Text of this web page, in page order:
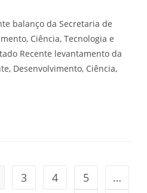
balanço da Secretaria de
Ciência, Tecnologia e
Recente levantamento da
Desenvolvimento, Ciência,
3 4 5
…